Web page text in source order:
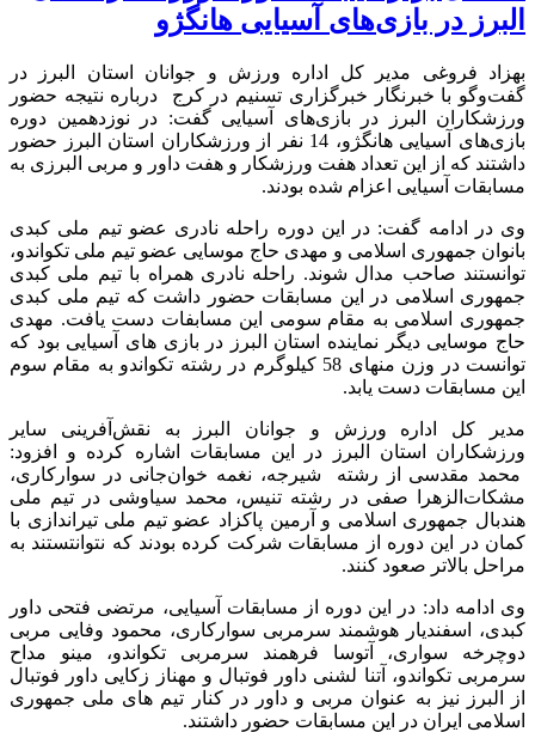
البرز در بازی‌های آسیایی هانگژو
بهزاد فروغی مدیر کل اداره ورزش و جوانان استان البرز در
گفت‌وگو با خبرنگار خبرگزاری تسنیم در کرج درباره نتیجه حضور
ورزشکاران البرز در بازی‌های آسیایی گفت: در نوزدهمین دوره
بازی‌های آسیایی هانگژو، 14 نفر از ورزشکاران استان البرز حضور
داشتند که از این تعداد هفت ورزشکار و هفت داور و مربی البرزی به
مسابقات آسیایی اعزام شده بودند.
وی در ادامه گفت: در این دوره راحله نادری عضو تیم ملی کبدی
بانوان جمهوری اسلامی و مهدی حاج موسایی عضو تیم ملی تکواندو،
توانستند صاحب مدال شوند. راحله نادری همراه با تیم ملی کبدی
جمهوری اسلامی در این مسابقات حضور داشت که تیم ملی کبدی
جمهوری اسلامی به مقام سومی این مسابفات دست یافت. مهدی
حاج موسایی دیگر نماینده استان البرز در بازی های آسیایی بود که
توانست در وزن منهای 58 کیلوگرم در رشته تکواندو به مقام سوم
این مسابقات دست یابد.
مدیر کل اداره ورزش و جوانان البرز به نقش‌آفرینی سایر
ورزشکاران استان البرز در این مسابقات اشاره کرده و افزود:
محمد مقدسی از رشته شیرجه، نغمه خوان‌جانی در سوارکاری،
مشکات‌الزهرا صفی در رشته تنیس، محمد سیاوشی در تیم ملی
هندبال جمهوری اسلامی و آرمین پاکزاد عضو تیم ملی تیراندازی با
کمان در این دوره از مسابقات شرکت کرده بودند که نتوانتستند به
مراحل بالاتر صعود کنند.
وی ادامه داد: در این دوره از مسابقات آسیایی، مرتضی فتحی داور
کبدی، اسفندیار هوشمند سرمربی سوارکاری، محمود وفایی مربی
دوچرخه سواری، آتوسا فرهمند سرمربی تکواندو، مینو مداح
سرمربی تکواندو، آتنا لشنی داور فوتبال و مهناز زکایی داور فوتبال
از البرز نیز به عنوان مربی و داور در کنار تیم های ملی جمهوری
اسلامی ایران در این مسابقات حضور داشتند.